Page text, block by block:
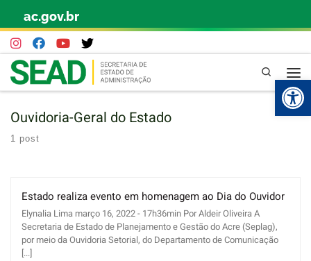
Skip to content
ac.gov.br
Pesquisa
Ouvidoria-Geral do Estado
1 post
Estado realiza evento em homenagem ao Dia do Ouvidor
Elynalia Lima março 16, 2022 - 17h36min Por Aldeir Oliveira A
Secretaria de Estado de Planejamento e Gestão do Acre (Seplag),
por meio da Ouvidoria Setorial, do Departamento de Comunicação
[...]